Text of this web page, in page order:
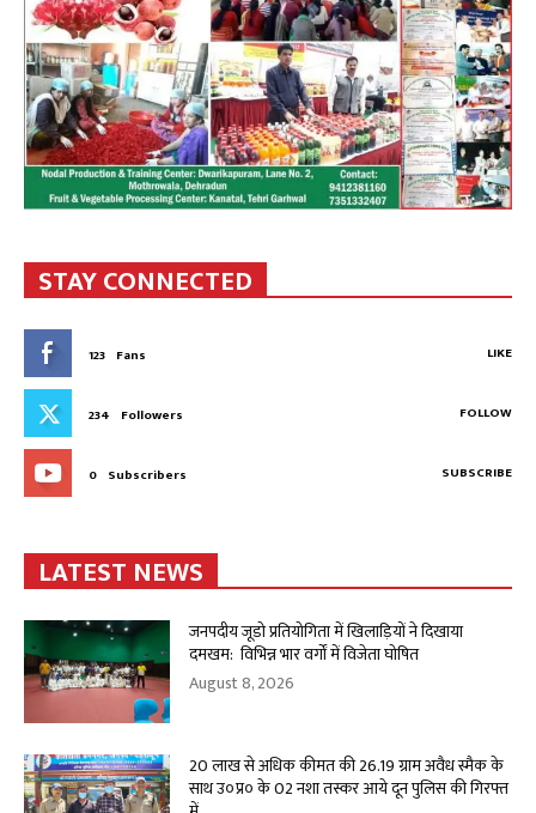
STAY CONNECTED
123 Fans LIKE
234 Followers FOLLOW
0 Subscribers SUBSCRIBE
LATEST NEWS
जनपदीय जूडो प्रतियोगिता में खिलाड़ियों ने दिखाया
दमखम: विभिन्न भार वर्गों में विजेता घोषित
August 8, 2026
20 लाख से अधिक कीमत की 26.19 ग्राम अवैध स्मैक के
साथ उ०प्र० के 02 नशा तस्कर आये दून पुलिस की गिरफ्त